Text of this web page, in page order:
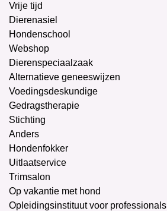
Vrije tijd
Dierenasiel
Hondenschool
Webshop
Dierenspeciaalzaak
Alternatieve geneeswijzen
Voedingsdeskundige
Gedragstherapie
Stichting
Anders
Hondenfokker
Uitlaatservice
Trimsalon
Op vakantie met hond
Opleidingsinstituut voor professionals